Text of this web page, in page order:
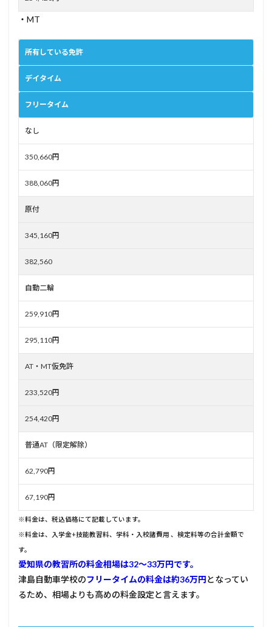
・MT
所有している免許
デイタイム
フリータイム
なし
350,660円
388,060円
原付
345,160円
382,560
自動二輪
259,910円
295,110円
AT・MT仮免許
233,520円
254,420円
普通AT（限定解除）
62,790円
67,190円
※料金は、税込価格にて記載しています。
※料金は、入学金+技能教習料、学科・入校諸費用 、検定料等の合計金額で
す。
愛知県の教習所の料金相場は32〜33万円です。
津島自動車学校のフリータイムの料金は約36万円となってい
るため、相場よりも高めの料金設定と言えます。